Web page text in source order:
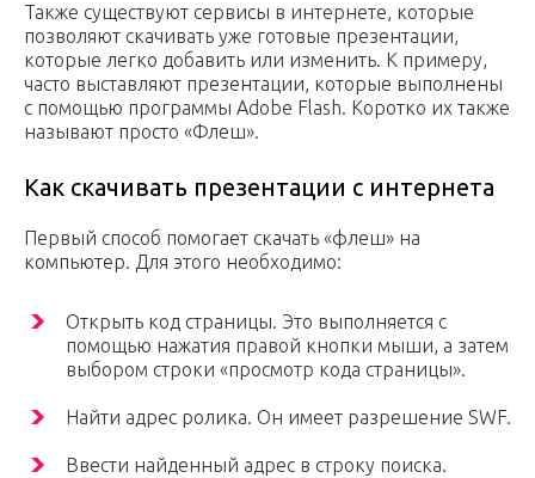
Также существуют сервисы в интернете, которые
позволяют скачивать уже готовые презентации,
которые легко добавить или изменить. К примеру,
часто выставляют презентации, которые выполнены
с помощью программы Adobe Flash. Коротко их также
называют просто «Флеш».
Как скачивать презентации с интернета
Первый способ помогает скачать «флеш» на
компьютер. Для этого необходимо:
Открыть код страницы. Это выполняется с
помощью нажатия правой кнопки мыши, а затем
выбором строки «просмотр кода страницы».
Найти адрес ролика. Он имеет разрешение SWF.
Ввести найденный адрес в строку поиска.